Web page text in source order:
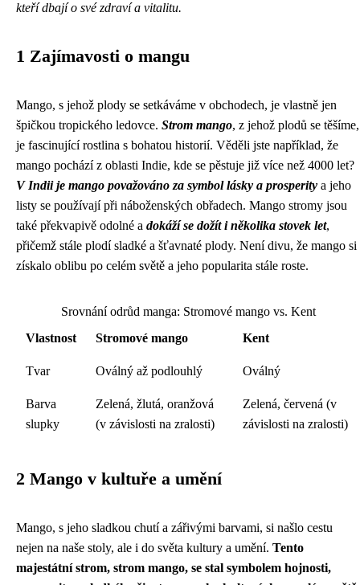
kteří dbají o své zdraví a vitalitu.
1 Zajímavosti o mangu
Mango, s jehož plody se setkáváme v obchodech, je vlastně jen
špičkou tropického ledovce. Strom mango, z jehož plodů se těšíme,
je fascinující rostlina s bohatou historií. Věděli jste například, že
mango pochází z oblasti Indie, kde se pěstuje již více než 4000 let?
V Indii je mango považováno za symbol lásky a prosperity a jeho
listy se používají při náboženských obřadech. Mango stromy jsou
také překvapivě odolné a dokáží se dožít i několika stovek let,
přičemž stále plodí sladké a šťavnaté plody. Není divu, že mango si
získalo oblibu po celém světě a jeho popularita stále roste.
Srovnání odrůd manga: Stromové mango vs. Kent
Vlastnost
Stromové mango Kent
Tvar Oválný až podlouhlý Oválný
Barva
slupky
Zelená, žlutá, oranžová
(v závislosti na zralosti)
Zelená, červená (v
závislosti na zralosti)
2 Mango v kultuře a umění
Mango, s jeho sladkou chutí a zářivými barvami, si našlo cestu
nejen na naše stoly, ale i do světa kultury a umění. Tento
majestátní strom, strom mango, se stal symbolem hojnosti,